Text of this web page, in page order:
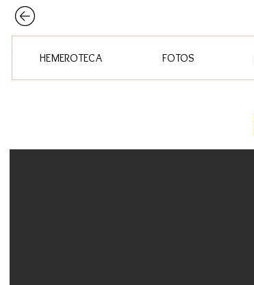
HEMEROTECA FOTOS